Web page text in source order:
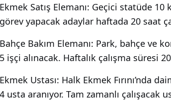
Ekmek Satış Elemanı: Geçici statüde 10
görev yapacak adaylar haftada 20 saat
Bahçe Bakım Elemanı: Park, bahçe ve
5 işçi alınacak. Haftalık çalışma süresi
Ekmek Ustası: Halk Ekmek Fırını’nda
4 usta aranıyor. Tam zamanlı çalışacak